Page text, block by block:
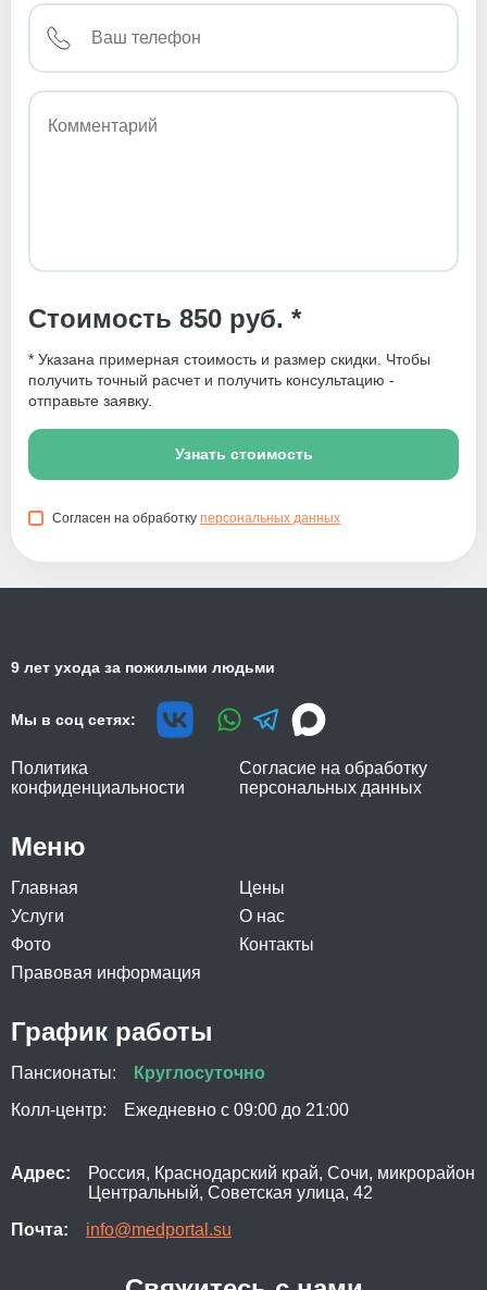
Стоимость 850 руб. *
* Указана примерная стоимость и размер скидки. Чтобы
получить точный расчет и получить консультацию -
отправьте заявку.
Узнать стоимость
Согласен на обработку персональных данных
9 лет ухода за пожилыми людьми
Мы в соц сетях:
Политика
конфиденциальности
Согласие на обработку
персональных данных
Меню
Главная
Цены
Услуги
О нас
Фото
Контакты
Правовая информация
График работы
Пансионаты:
Круглосуточно
Колл-центр:
Ежедневно с 09:00 до 21:00
Адрес:
Россия, Краснодарский край, Сочи, микрорайон
Центральный, Советская улица, 42
Почта:
info@medportal.su